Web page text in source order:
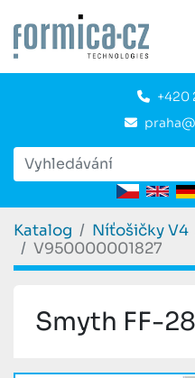
+420
Katalog Níťošičky V4
V950000001827
Smyth FF-